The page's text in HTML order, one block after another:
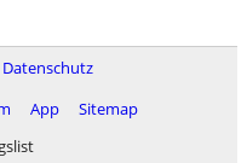
Datenschutz
App
Sitemap